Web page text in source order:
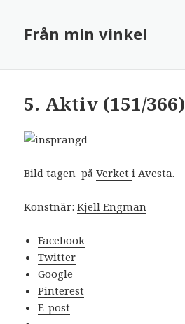
Från min vinkel
5. Aktiv (151/366)
Bild tagen påVerketi Avesta.
Konstnär:Kjell Engman
Facebook
Twitter
Google
Pinterest
E-post